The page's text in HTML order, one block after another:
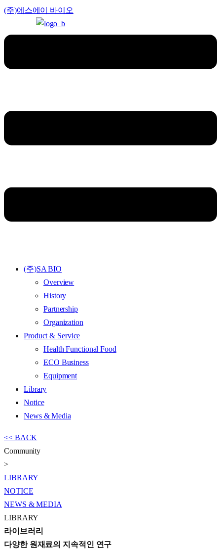
(주)에스에이 바이오
Menu
(주)SA BIO
Overview
History
Partnership
Organization
Product & Service
Health Functional Food
ECO Business
Equipment
Library
Notice
News & Media
<< BACK
Community
>
LIBRARY
NOTICE
NEWS & MEDIA
LIBRARY
라이브러리
다양한 원재료의 지속적인 연구